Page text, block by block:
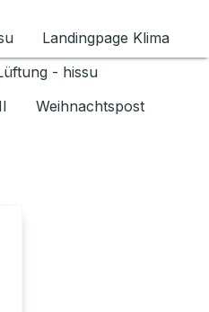
Landingpage Klima
- hissu
Weihnachtspost